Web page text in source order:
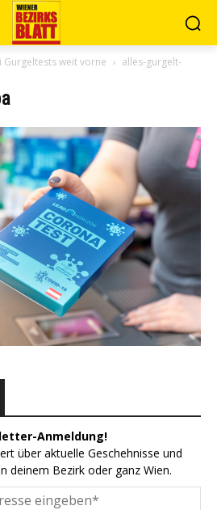
Gurgeltests weit vorne
alles-gurgelt-
Anmeldung!
über aktuelle Geschehnisse und
deinem Bezirk oder ganz Wien.